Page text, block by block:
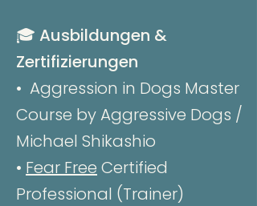
🎓 Ausbildungen &
Zertifizierungen
• Aggression in Dogs Master
Course by Aggressive Dogs /
Michael Shikashio
• Fear Free Certified
Professional (Trainer)